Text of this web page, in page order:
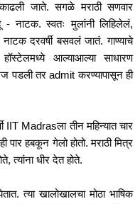
जाते. सगळे मराठी सणवार
- नाटक. स्वतः मुलांनी लिहिलेलं,
दरवर्षी बसवलं जातं. गाण्याचे
हॉस्टेलमध्ये आल्याआल्या साधारण
पडली तर admit करण्यापासून ही
Madrasला तीन महिन्यात चार
पार हबकून गेलो होतो. मराठी मित्र
त्यांना धीर देत होते.
त्या खालोखालचा मोठा भाषिक